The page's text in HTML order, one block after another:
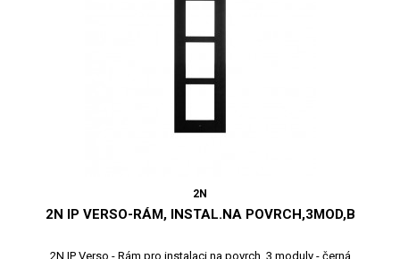
2N
2N IP VERSO-RÁM, INSTAL.NA POVRCH,3MOD,B
2N IP Verso - Rám pro instalaci na povrch, 3 moduly - černá